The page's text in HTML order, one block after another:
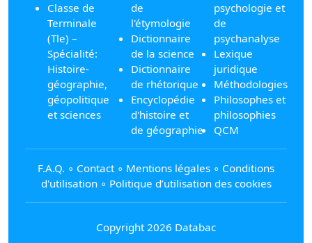
Classe de
Terminale
(Tle) –
Spécialité:
Histoire-
géographie,
géopolitique
et sciences
de
l'étymologie
Dictionnaire
de la science
Dictionnaire
de rhétorique
Encyclopédie
d'histoire et
de géographie
psychologie et
de
psychanalyse
Lexique
juridique
Méthodologies
Philosophes et
philosophies
QCM
F.A.Q. ∘ Contact ∘ Mentions légales ∘ Conditions
d'utilisation∘ Politique d’utilisation des cookies
Copyright 2026 Databac